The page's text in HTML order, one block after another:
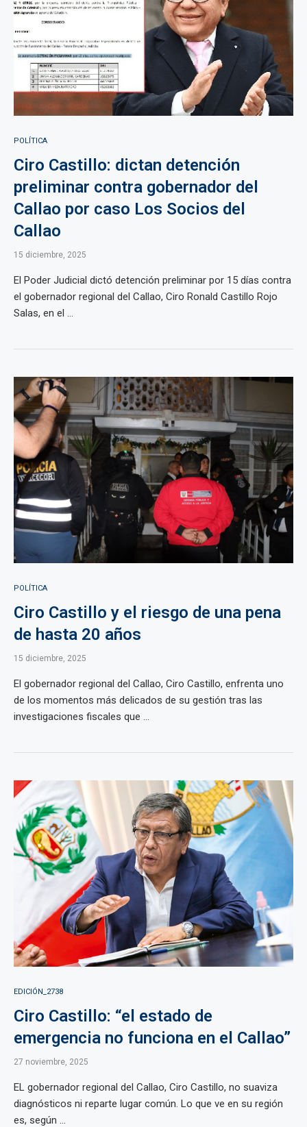
POLÍTICA
Ciro Castillo: dictan detención
preliminar contra gobernador del
Callao por caso Los Socios del
Callao
15 diciembre, 2025
El Poder Judicial dictó detención preliminar por 15 días contra
el gobernador regional del Callao, Ciro Ronald Castillo Rojo
Salas, en el ...
POLÍTICA
Ciro Castillo y el riesgo de una pena
de hasta 20 años
15 diciembre, 2025
El gobernador regional del Callao, Ciro Castillo, enfrenta uno
de los momentos más delicados de su gestión tras las
investigaciones fiscales que ...
EDICIÓN_2738
Ciro Castillo: “el estado de
emergencia no funciona en el Callao”
27 noviembre, 2025
EL gobernador regional del Callao, Ciro Castillo, no suaviza
diagnósticos ni reparte lugar común. Lo que ve en su región
es, según ...